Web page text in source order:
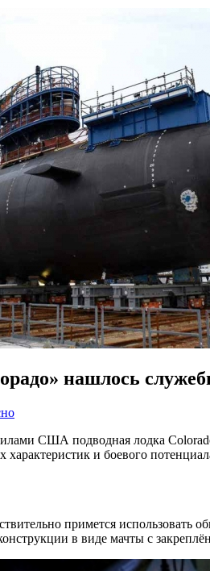
нашлось
США подводная лодка
характеристик и боевого
примется использовать
в виде мачты с